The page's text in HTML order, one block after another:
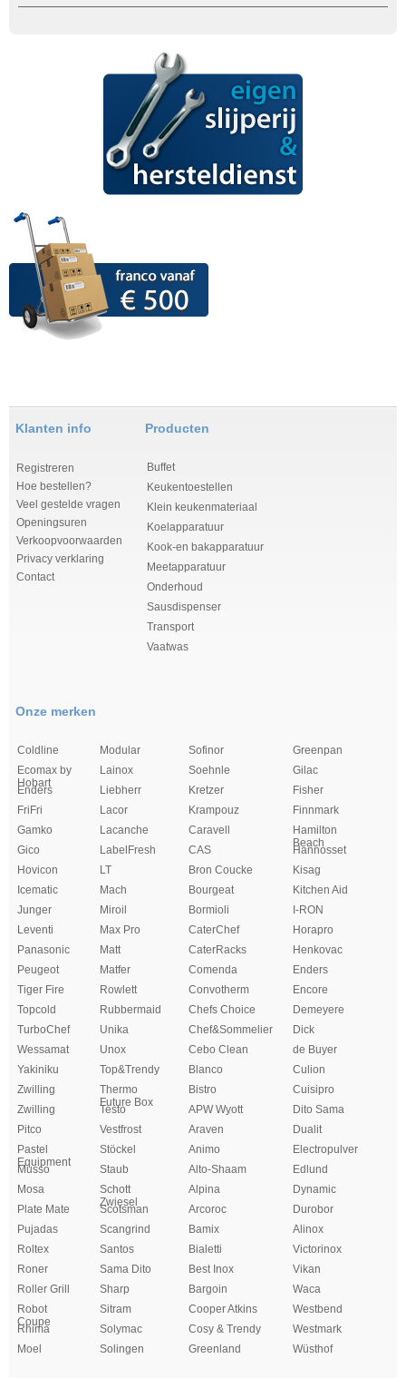
Klanten info
Registreren
Hoe bestellen?
Veel gestelde vragen
Openingsuren
Verkoopvoorwaarden
Privacy verklaring
Contact
Producten
Buffet
Keukentoestellen
Klein keukenmateriaal
Koelapparatuur
Kook-en bakapparatuur
Meetapparatuur
Onderhoud
Sausdispenser
Transport
Vaatwas
Onze merken
Coldline Modular Sofinor
Greenpan
Ecomax by
Hobart
Lainox Soehnle
Gilac
Enders
Liebherr Kretzer
Fisher
FriFri
Lacor Krampouz
Finnmark
Gamko
Lacanche Caravell
Hamilton
Beach
Gico LabelFresh CAS
Hannosset
Hovicon
LT Bron Coucke
Kisag
Icematic
Mach Bourgeat
Kitchen Aid
Junger
Miroil Bormioli
I-RON
Leventi
Max Pro CaterChef
Horapro
Panasonic
Matt CaterRacks
Henkovac
Peugeot
Matfer Comenda
Enders
Tiger Fire
Rowlett Convotherm
Encore
Topcold
Rubbermaid Chefs Choice
Demeyere
TurboChef
Unika Chef&Sommelier
Dick
Wessamat
Unox Cebo Clean
de Buyer
Yakiniku
Top&Trendy Blanco
Culion
Zwilling
Thermo
Future Box
Bistro
Cuisipro
Zwilling
Testo APW Wyott
Dito Sama
Pitco
Vestfrost Araven
Dualit
Pastel
Equipment
Stöckel Animo
Electropulver
Musso
Staub Alto-Shaam
Edlund
Mosa
Schott
Zwiesel
Alpina
Dynamic
Plate Mate
Scotsman Arcoroc
Durobor
Pujadas
Scangrind Bamix
Alinox
Roltex
Santos Bialetti
Victorinox
Roner
Sama Dito Best Inox
Vikan
Roller Grill
Sharp Bargoin
Waca
Robot
Coupe
Sitram Cooper Atkins
Westbend
Rhima
Solymac Cosy & Trendy
Westmark
Moel
Solingen Greenland Wüsthof